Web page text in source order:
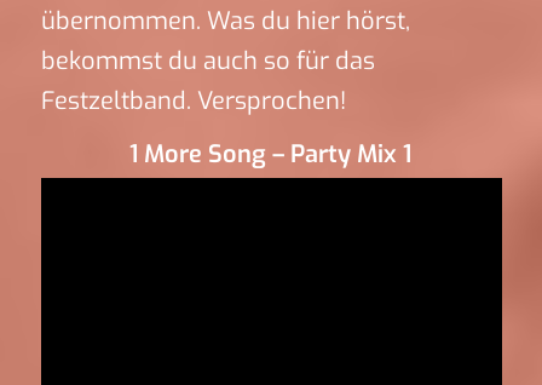
übernommen. Was du hier hörst,
bekommst du auch so für das
Festzeltband. Versprochen!
1 More Song – Party Mix 1